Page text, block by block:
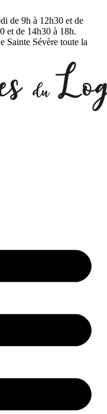
de 9h à 12h30 et de
et de 14h30 à 18h.
Sainte Sévère toute la